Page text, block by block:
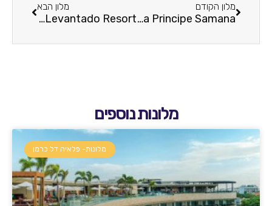
מלון הקודם
Gran Bahia Principe Samana
מלון הבא
Cayo Levantado Resort
מלונות נוספים
מלונות- פלאיה דל כרמן